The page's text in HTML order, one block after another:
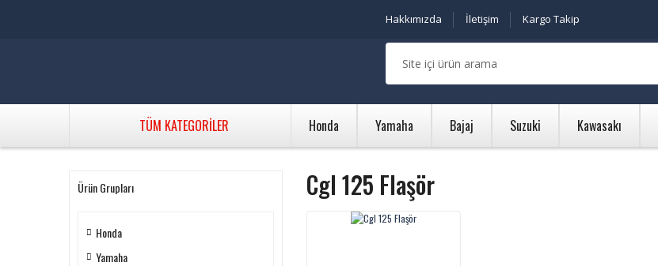
Hakkımızda İletişim Kargo Takip
TÜM KATEGORİLER Honda Yamaha Bajaj Suzuki Kawasakı
Ürün Grupları
Honda
Yamaha
Cgl 125 Flaşör